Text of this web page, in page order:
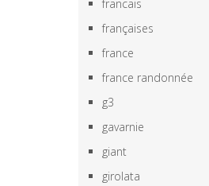
francais
françaises
france
france randonnée
g3
gavarnie
giant
girolata